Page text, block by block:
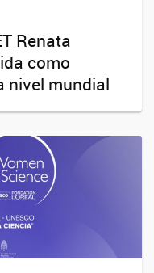
Renata
como
nivel mundial